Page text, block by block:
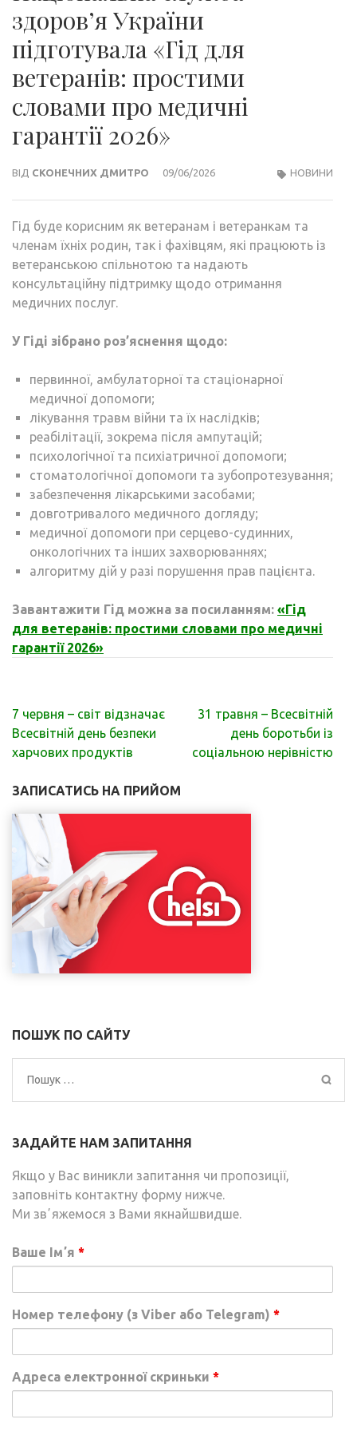
здоров’я України
підготувала «Гід для
ветеранів: простими
словами про медичні
гарантії 2026»
ВІД СКОНЕЧНИХ ДМИТРО 09/06/2026 НОВИНИ
Гід буде корисним як ветеранам і ветеранкам та
членам їхніх родин, так і фахівцям, які працюють із
ветеранською спільнотою та надають
консультаційну підтримку щодо отримання
медичних послуг.
У Гіді зібрано роз’яснення щодо:
первинної, амбулаторної та стаціонарної
медичної допомоги;
лікування травм війни та їх наслідків;
реабілітації, зокрема після ампутацій;
психологічної та психіатричної допомоги;
стоматологічної допомоги та зубопротезування;
забезпечення лікарськими засобами;
довготривалого медичного догляду;
медичної допомоги при серцево-судинних,
онкологічних та інших захворюваннях;
алгоритму дій у разі порушення прав пацієнта.
Завантажити Гід можна за посиланням: «Гід
для ветеранів: простими словами про медичні
гарантії 2026»
Навігація
записів
7 червня – світ відзначає
Всесвітній день безпеки
харчових продуктів
31 травня – Всесвітній
день боротьби із
соціальною нерівністю
ЗАПИСАТИСЬ НА ПРИЙОМ
ПОШУК ПО САЙТУ
Пошук:
ЗАДАЙТЕ НАМ ЗАПИТАННЯ
Якщо у Вас виникли запитання чи пропозиції,
заповніть контактну форму нижче.
Ми звʼяжемося з Вами якнайшвидше.
Ваше Імʼя *
Номер телефону (з Viber або Telegram) *
Адреса електронної скриньки *